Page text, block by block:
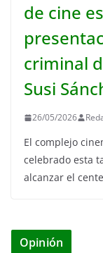
de cine
criminal
Susi
26/05/2026
El complejo
celebrado esta
alcanzar el
Opinión